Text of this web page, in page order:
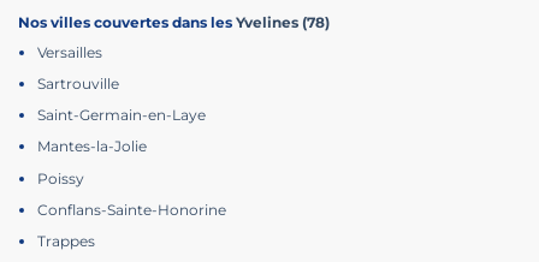
Nos villes couvertes dans les Yvelines (78)
Versailles
Sartrouville
Saint-Germain-en-Laye
Mantes-la-Jolie
Poissy
Conflans-Sainte-Honorine
Trappes